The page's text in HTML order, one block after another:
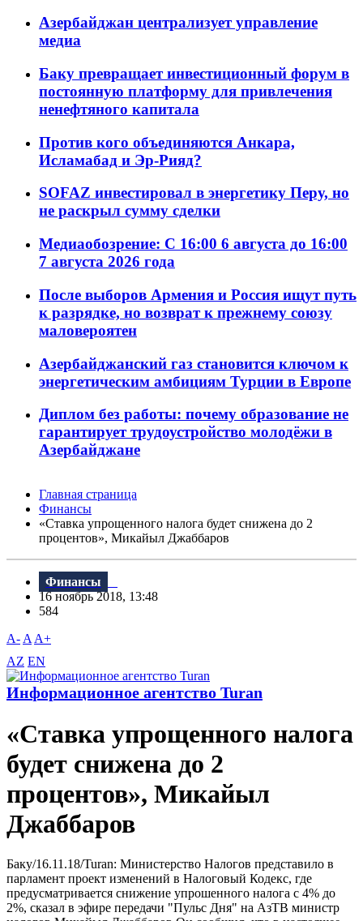
Азербайджан централизует управление
медиа
Баку превращает инвестиционный форум в
постоянную платформу для привлечения
ненефтяного капитала
Против кого объединяются Анкара,
Исламабад и Эр-Рияд?
SOFAZ инвестировал в энергетику Перу, но
не раскрыл сумму сделки
Медиаобозрение: С 16:00 6 августа до 16:00
7 августа 2026 года
После выборов Армения и Россия ищут путь
к разрядке, но возврат к прежнему союзу
маловероятен
Азербайджанский газ становится ключом к
энергетическим амбициям Турции в Европе
Диплом без работы: почему образование не
гарантирует трудоустройство молодёжи в
Азербайджане
Главная страница
Финансы
«Ставка упрощенного налога будет снижена до 2
процентов», Микайыл Джаббаров
Финансы
16 ноябрь 2018, 13:48
584
A- A A+
AZ EN
Информационное агентство Turan
«Ставка упрощенного налога
будет снижена до 2
процентов», Микайыл
Джаббаров
Баку/16.11.18/Turan: Министерство Налогов представило в
парламент проект изменений в Налоговый Кодекс, где
предусматривается снижение упрошенного налога с 4% до
2%, сказал в эфире передачи "Пульс Дня" на АзТB министр